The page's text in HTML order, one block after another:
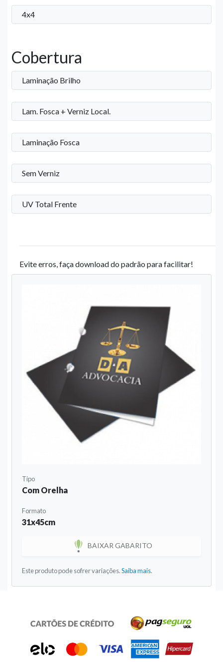
4x4
Cobertura
Laminação Brilho
Lam. Fosca + Verniz Local.
Laminação Fosca
Sem Verniz
UV Total Frente
Evite erros, faça download do padrão para facilitar!
Tipo
Com Orelha
Formato
31x45cm
BAIXAR GABARITO
Este produto pode sofrer variações.Saiba mais.